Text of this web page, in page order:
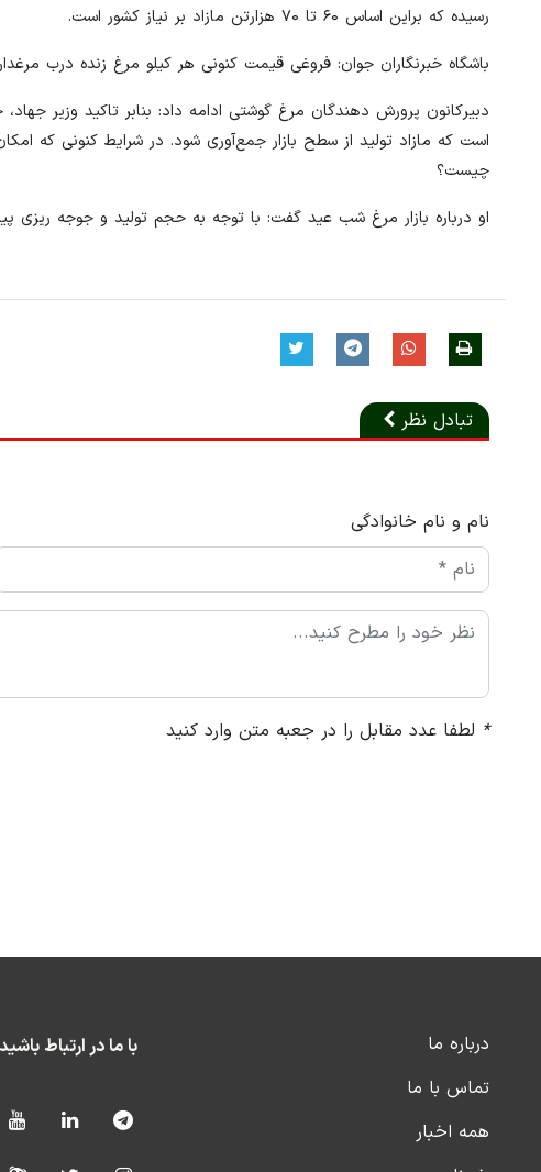
رسیده که براین اساس ۶۰ تا ۷۰ هزارتن مازاد بر نیاز کشور است.
باشگاه خبرنگاران جوان: فروغی قیمت کنونی هر کیلو مرغ زنده درب مرغداری را ۵۴ تا ۵۵ هزار تومان و مرغ گرم را ۸۵ هزار تومان
است که مازاد تولید از سطح بازار جمع‌آوری شود. در شرایط کنونی که
چیست؟
او درباره بازار مرغ شب عید گفت: با توجه به حجم تولید و جوجه
تبادل نظر
نام و نام خانوادگی
* لطفا عدد مقابل را در جعبه متن وارد کنید
درباره ما
تماس با ما
همه اخبار
با ما در ارتباط باشید